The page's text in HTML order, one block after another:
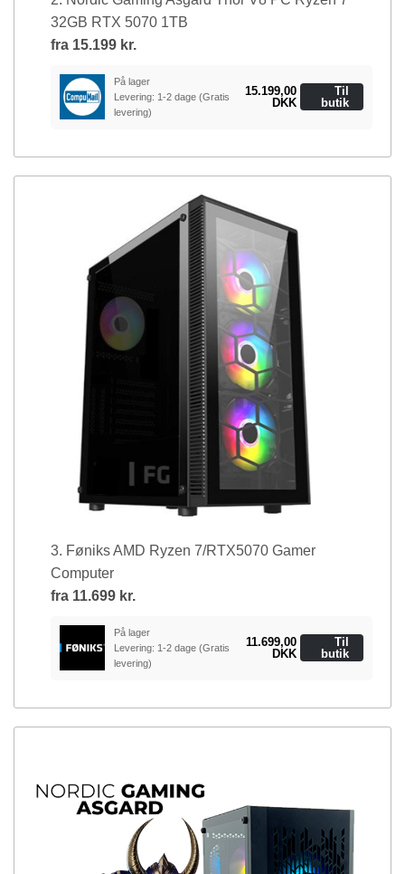
32GB RTX 5070 1TB
fra 15.199 kr.
På lager
Levering: 1-2 dage (Gratis
levering)
15.199,00
DKK
Til
butik
3. Føniks AMD Ryzen 7/RTX5070 Gamer
Computer
fra 11.699 kr.
På lager
Levering: 1-2 dage (Gratis
levering)
11.699,00
DKK
Til
butik